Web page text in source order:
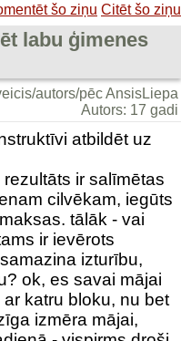
šo ziņu Citēt šo ziņu
labu ģimenes
autors/pēc AnsisLiepa
Autors: 17 gadi
atbildēt uz
ir salīmētas
cilvēkam, iegūts
tālāk - vai
ir ievērots
izturību,
ok, es savai mājai
katru bloku, nu bet
izmēra mājai,